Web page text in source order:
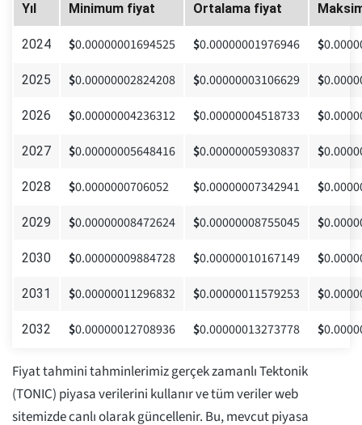
Yıl Minimum fiyat Ortalama fiyat
2024 $0.00000001694525 $0.00000001976946 $
2025 $0.00000002824208 $0.00000003106629 $
2026 $0.00000004236312 $0.00000004518733 $
2027 $0.00000005648416 $0.00000005930837 $
2028 $0.0000000706052 $0.00000007342941 $
2029 $0.00000008472624 $0.00000008755045 $
2030 $0.00000009884728 $0.00000010167149 $
2031 $0.00000011296832 $0.00000011579253 $
2032 $0.00000012708936 $0.00000013273778 $
Fiyat tahmini tahminlerimiz gerçek zamanlı Tektonik
(TONIC) piyasa verilerini kullanır ve tüm veriler web
sitemizde canlı olarak güncellenir. Bu, mevcut piyasa